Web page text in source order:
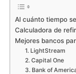
Al cuánto tiempo
Calculadora de
Mejores bancos
1. LightStream
2. Capital One
3. Bank of